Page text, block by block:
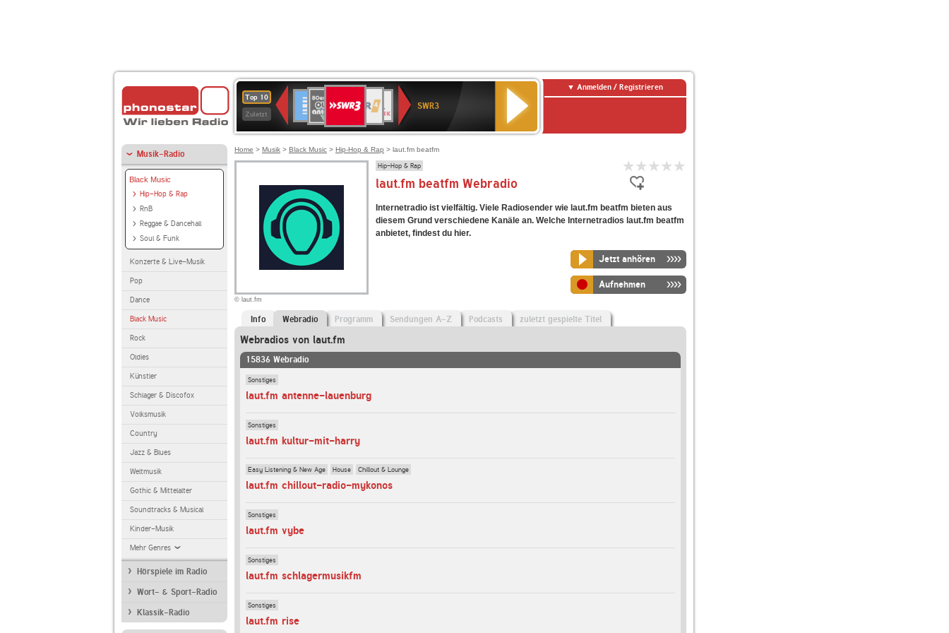
Top 10
Zuletzt
Deutschlandfunk
80er
90er
OLDIE
ANTENNE
4
KLASSIK
SWR
Kultur
NDR
2
SWR3
Anmelden / Registrieren
Musik-Radio
Black Music
Hip-Hop & Rap
RnB
Reggae & Dancehall
Soul & Funk
Konzerte & Live-Musik
Pop
Dance
Black Music
Rock
Oldies
Künstler
Schlager & Discofox
Volksmusik
Country
Jazz & Blues
Weltmusik
Gothic & Mittelalter
Soundtracks & Musical
Kinder-Musik
Mehr Genres
Hörspiele im Radio
Wort- & Sport-Radio
Klassik-Radio
Home > Musik > Black Music > Hip-Hop & Rap > laut.fm beatfm
© laut.fm
Hip-Hop & Rap
laut.fm beatfm Webradio
Internetradio ist vielfältig. Viele Radiosender wie laut.fm beatfm bieten aus
diesem Grund verschiedene Kanäle an. Welche Internetradios laut.fm beatfm
anbietet, findest du hier.
Jetzt anhören
Aufnehmen
Info Webradio Programm Sendungen A-Z Podcasts zuletzt gespielte Titel
Webradios von laut.fm
15836 Webradio
Sonstiges
laut.fm antenne-lauenburg
Sonstiges
laut.fm kultur-mit-harry
Easy Listening & New Age House Chillout & Lounge
laut.fm chillout-radio-mykonos
Sonstiges
laut.fm vybe
Sonstiges
laut.fm schlagermusikfm
Sonstiges
laut.fm rise